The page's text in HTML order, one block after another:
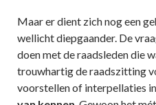
Maar er dient zich nog een
wellicht diepgaander. De
doen met de raadsleden die
trouwhartig de raadszitting
voorstellen of interpellaties